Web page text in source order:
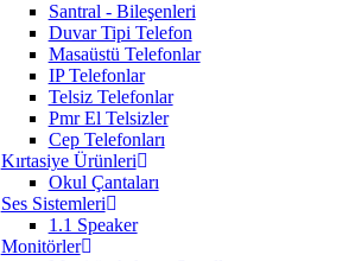
Santral - Bileşenleri
Duvar Tipi Telefon
Masaüstü Telefonlar
IP Telefonlar
Telsiz Telefonlar
Pmr El Telsizler
Cep Telefonları
Kırtasiye Ürünleri
Okul Çantaları
Ses Sistemleri
1.1 Speaker
Monitörler